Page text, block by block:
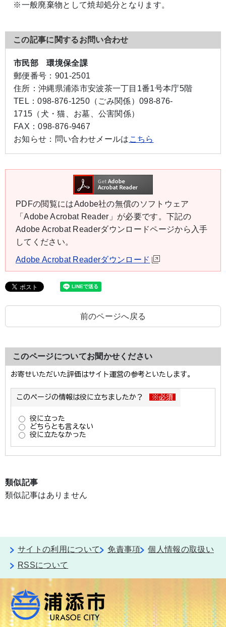
※一般廃棄物として焼却処分となります。
この記事に関するお問い合わせ
市民部 環境保全課
郵便番号： 901-2501
住所： 沖縄県浦添市安波茶一丁目1番1号本庁5階
TEL：098-876-1250（ごみ関係）098-876-
1715（犬・猫、お墓、公害関係）
FAX：098-876-9467
お知らせ： 問い合わせメールは こちら
PDFの閲覧にはAdobe社の無償のソフトウェア
「Adobe Acrobat Reader」が必要です。下記の
Adobe Acrobat Readerダウンロードページから入手
してください。
Adobe Acrobat Readerダウンロード
前のページへ戻る
このページについてお聞かせください
類似記事
類似記事はありません
サイトの利用について 免責事項
個人情報の取扱い
RSSについて